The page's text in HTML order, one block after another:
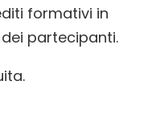
formativi in
partecipanti.